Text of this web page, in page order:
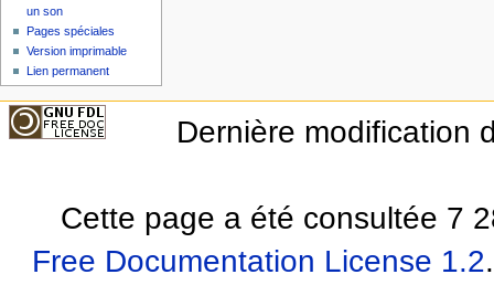
un son
Pages spéciales
Version imprimable
Lien permanent
Dernière modification
Cette page a été consultée 7
Free Documentation License 1.2.